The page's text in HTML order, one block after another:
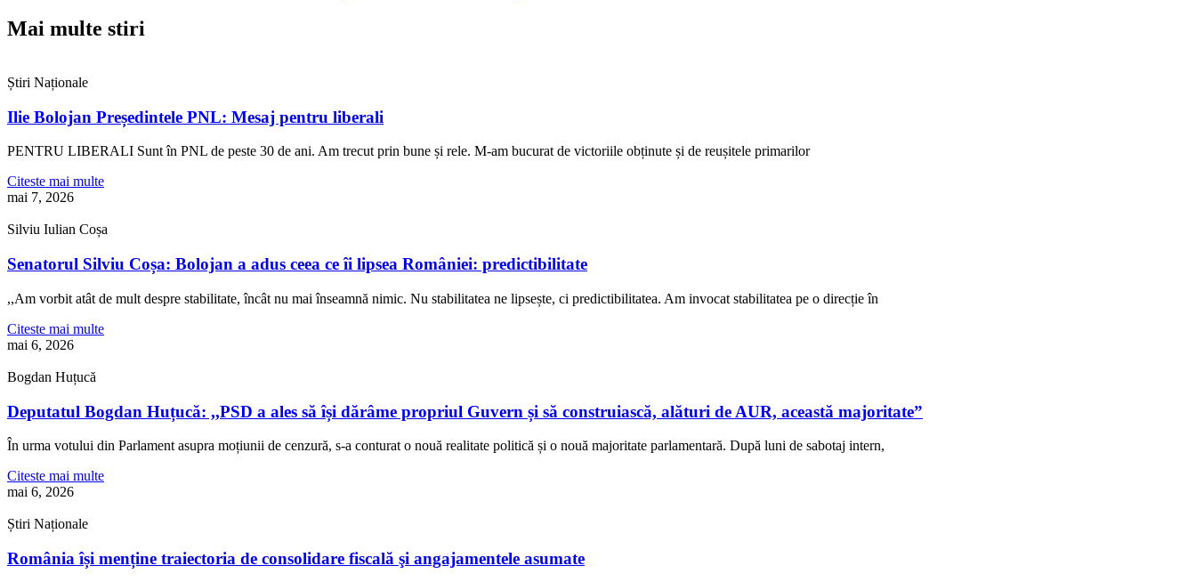
Mai multe stiri
Știri Naționale
Ilie Bolojan Președintele PNL: Mesaj pentru liberali
PENTRU LIBERALI Sunt în PNL de peste 30 de ani. Am trecut prin bune și rele. M-am bucurat de victoriile obținute și de reușitele primarilor
Citeste mai multe
mai 7, 2026
Silviu Iulian Coșa
Senatorul Silviu Coșa: Bolojan a adus ceea ce îi lipsea României: predictibilitate
,,Am vorbit atât de mult despre stabilitate, încât nu mai înseamnă nimic. Nu stabilitatea ne lipsește, ci predictibilitatea. Am invocat stabilitatea pe o direcție în
Citeste mai multe
mai 6, 2026
Bogdan Huțucă
Deputatul Bogdan Huțucă: ,,PSD a ales să își dărâme propriul Guvern și să construiască, alături de AUR, această majoritate”
În urma votului din Parlament asupra moțiunii de cenzură, s-a conturat o nouă realitate politică și o nouă majoritate parlamentară. După luni de sabotaj intern,
Citeste mai multe
mai 6, 2026
Știri Naționale
România își menține traiectoria de consolidare fiscală şi angajamentele asumate